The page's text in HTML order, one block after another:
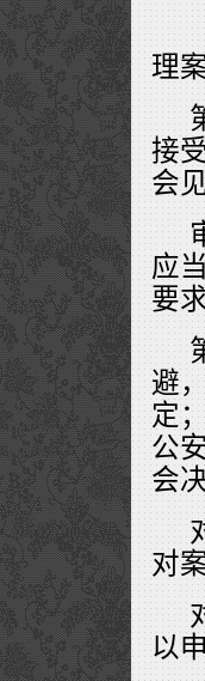
理
接
会
应
要
避
定
公
会
对
以